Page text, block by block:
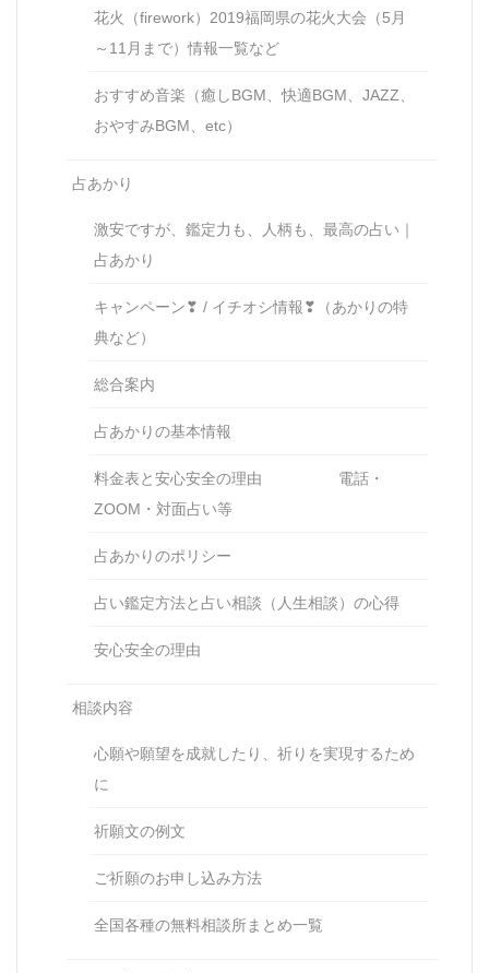
花火（firework）2019福岡県の花火大会（5月
～11月まで）情報一覧など
おすすめ音楽（癒しBGM、快適BGM、JAZZ、
おやすみBGM、etc）
占あかり
激安ですが、鑑定力も、人柄も、最高の占い｜
占あかり
キャンペーン❣ / イチオシ情報❣（あかりの特
典など）
総合案内
占あかりの基本情報
料金表と安心安全の理由 電話・
ZOOM・対面占い等
占あかりのポリシー
占い鑑定方法と占い相談（人生相談）の心得
安心安全の理由
相談内容
心願や願望を成就したり、祈りを実現するため
に
祈願文の例文
ご祈願のお申し込み方法
全国各種の無料相談所まとめ一覧